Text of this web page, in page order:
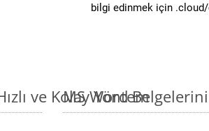
bilgi edinmek için
ve Kolay Yöntem
MS Word